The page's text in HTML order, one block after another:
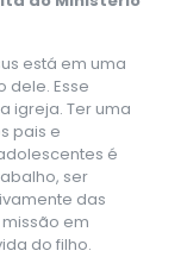
está em uma
dele. Esse
igreja. Ter uma
pais e
é
ser
das
em
do filho.